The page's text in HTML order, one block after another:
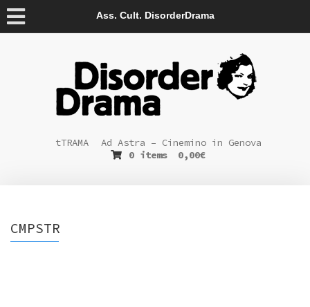
Ass. Cult. DisorderDrama
tTRAMA
Ad Astra – Cinemino in Genova
0 items
0,00€
CMPSTR